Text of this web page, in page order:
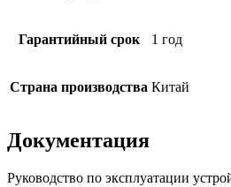
Гарантийный срок 1 год
Страна производства Китай
Документация
Руководство по эксплуатации